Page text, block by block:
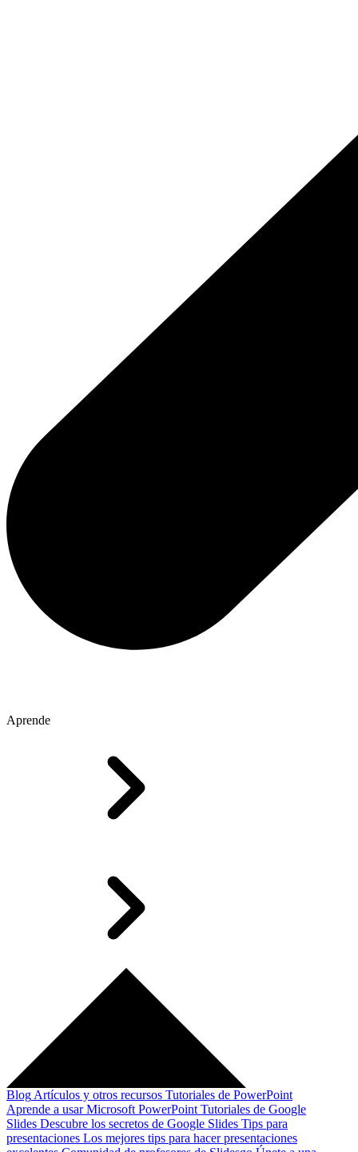
Aprende
Blog Artículos y otros recursos Tutoriales de PowerPoint
Aprende a usar Microsoft PowerPoint Tutoriales de Google
Slides Descubre los secretos de Google Slides Tips para
presentaciones Los mejores tips para hacer presentaciones